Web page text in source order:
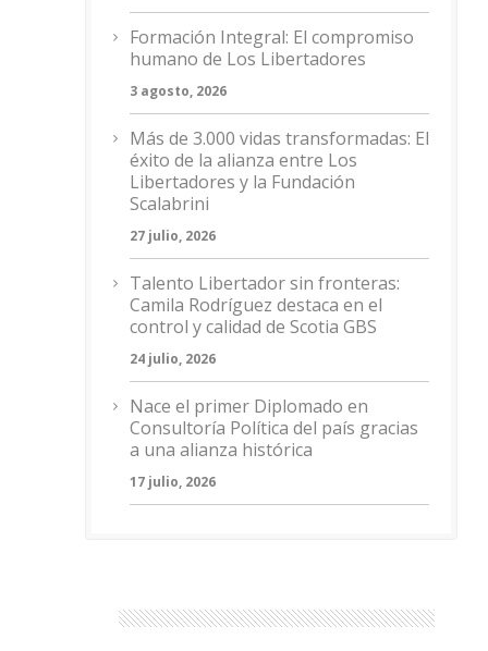
Formación Integral: El compromiso
humano de Los Libertadores
3 agosto, 2026
Más de 3.000 vidas transformadas: El
éxito de la alianza entre Los
Libertadores y la Fundación
Scalabrini
27 julio, 2026
Talento Libertador sin fronteras:
Camila Rodríguez destaca en el
control y calidad de Scotia GBS
24 julio, 2026
Nace el primer Diplomado en
Consultoría Política del país gracias
a una alianza histórica
17 julio, 2026